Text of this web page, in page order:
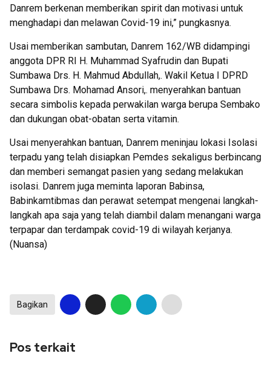
Danrem berkenan memberikan spirit dan motivasi untuk
menghadapi dan melawan Covid-19 ini,” pungkasnya.
Usai memberikan sambutan, Danrem 162/WB didampingi
anggota DPR RI H. Muhammad Syafrudin dan Bupati
Sumbawa Drs. H. Mahmud Abdullah,. Wakil Ketua I DPRD
Sumbawa Drs. Mohamad Ansori,. menyerahkan bantuan
secara simbolis kepada perwakilan warga berupa Sembako
dan dukungan obat-obatan serta vitamin.
Usai menyerahkan bantuan, Danrem meninjau lokasi Isolasi
terpadu yang telah disiapkan Pemdes sekaligus berbincang
dan memberi semangat pasien yang sedang melakukan
isolasi. Danrem juga meminta laporan Babinsa,
Babinkamtibmas dan perawat setempat mengenai langkah-
langkah apa saja yang telah diambil dalam menangani warga
terpapar dan terdampak covid-19 di wilayah kerjanya.
(Nuansa)
Bagikan
Pos terkait